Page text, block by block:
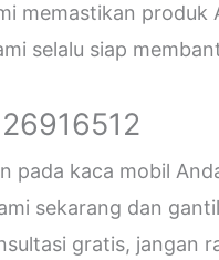
memastikan produk
selalu siap
pada kaca mobil
sekarang dan
gratis, jangan